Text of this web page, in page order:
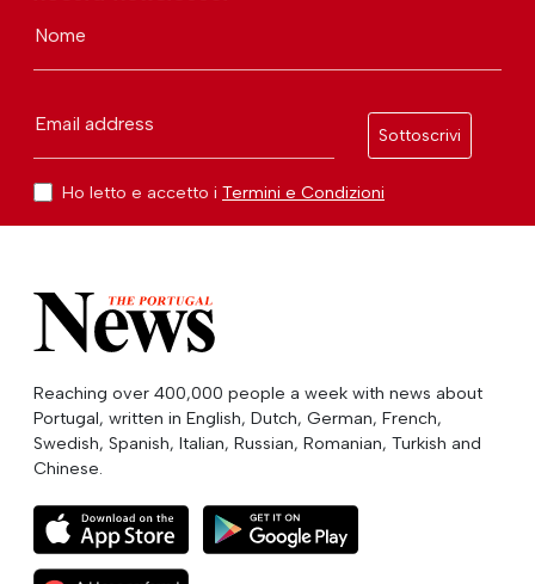
Nome
Email address
Sottoscrivi
Ho letto e accetto i Termini e Condizioni
Reaching over 400,000 people a week with news about
Portugal, written in English, Dutch, German, French,
Swedish, Spanish, Italian, Russian, Romanian, Turkish and
Chinese.